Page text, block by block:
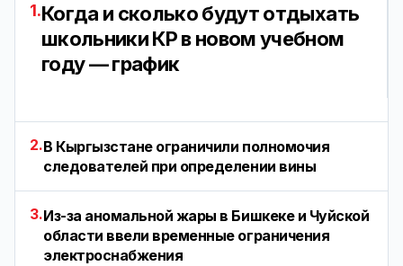
1.Когда и сколько будут отдыхать
школьники КР в новом учебном
году — график
2.В Кыргызстане ограничили полномочия
следователей при определении вины
3.Из-за аномальной жары в Бишкеке и Чуйской
области ввели временные ограничения
электроснабжения